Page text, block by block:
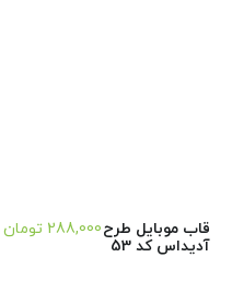
قاب موبایل طرح
آدیداس کد 53
288,000 تومان